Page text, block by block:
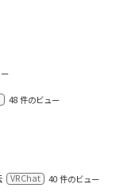
48 件のビュー
VRChat 40 件のビュー